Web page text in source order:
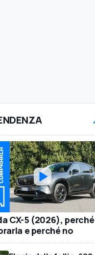
CX-5 (2026), perché
e perché no